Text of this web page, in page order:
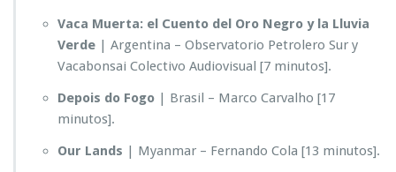
Vaca Muerta: el Cuento del Oro Negro y la Lluvia
Verde | Argentina – Observatorio Petrolero Sur y
Vacabonsai Colectivo Audiovisual [7 minutos].
Depois do Fogo | Brasil – Marco Carvalho [17
minutos].
Our Lands | Myanmar – Fernando Cola [13 minutos].